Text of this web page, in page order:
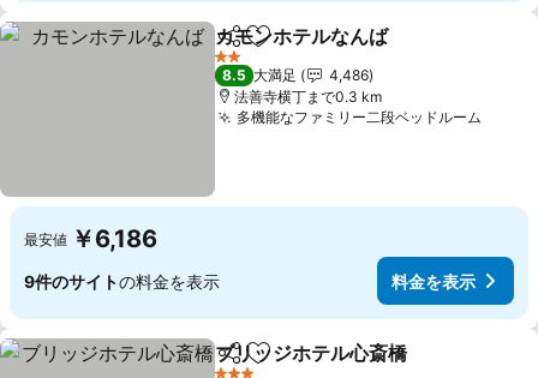
シェアお気に入りに追加
カモンホテルなんば
2 ホテルのランク
8.5 大満足
4,486
法善寺横丁まで0.3 km
多機能なファミリー二段ベッドルーム
最安値 ￥6,186
9件のサイトの料金を表示 料金を表示
シェアお気に入りに追加
ブリッジホテル心斎橋